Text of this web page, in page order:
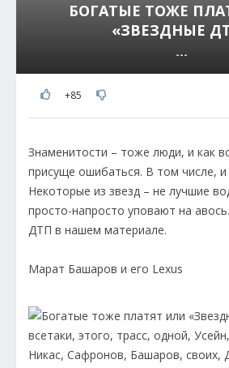
БОГАТЫЕ ТОЖЕ
«ЗВЕЗДНЫЕ
---
+85
Знаменитости – тоже люди, и как
присуще ошибаться. В том числе, и
Некоторые из звезд – не лучшие
просто-напросто уповают на
ДТП в нашем материале.
Марат Башаров и его Lexus